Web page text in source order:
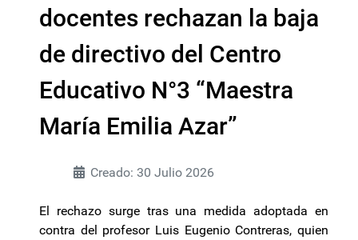
docentes rechazan la baja
de directivo del Centro
Educativo N°3 “Maestra
María Emilia Azar”
Creado: 30 Julio 2026
El rechazo surge tras una medida adoptada en
contra del profesor Luis Eugenio Contreras, quien